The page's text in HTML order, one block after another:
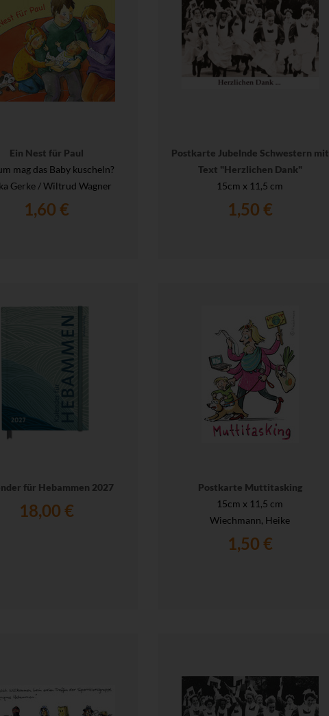
Ein Nest für Paul
mag das Baby kuscheln?
Gerke / Wiltrud Wagner
1,60 €
Postkarte Jubelnde Schwestern mit
Text "Herzlichen Dank"
15cm x 11,5 cm
1,50 €
für Hebammen 2027
18,00 €
Postkarte Muttitasking
15cm x 11,5 cm
Wiechmann, Heike
1,50 €